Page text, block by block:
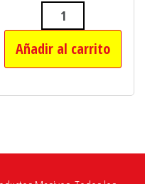
PAÑUELO
Añadir al carrito